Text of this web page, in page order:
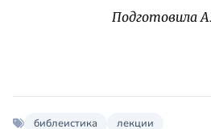
Подготовила
библеистика лекции